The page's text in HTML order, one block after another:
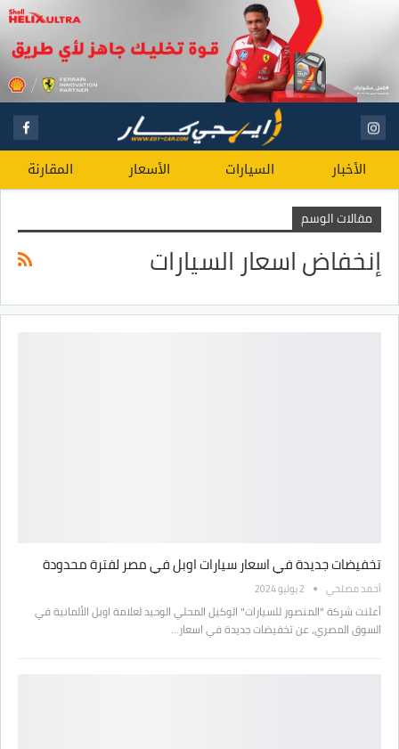
الأخبار السيارات الأسعار المقارنة
مقالات الوسم
إنخفاض اسعار السيارات
تخفيضات جديدة في اسعار سيارات اوبل في مصر لفترة محدودة
أحمد مصلحي 2 يوليو 2024
أعلنت شركة "المنصور للسيارات" الوكيل المحلي الوحيد لعلامة اوبل الألمانية في
السوق المصري، عن تخفيضات جديدة في اسعار…